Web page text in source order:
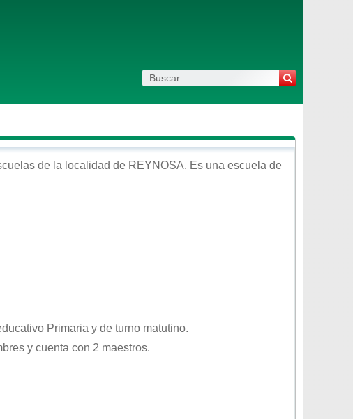
de la localidad de REYNOSA. Es una escuela de
Primaria y de turno matutino.
y cuenta con 2 maestros.